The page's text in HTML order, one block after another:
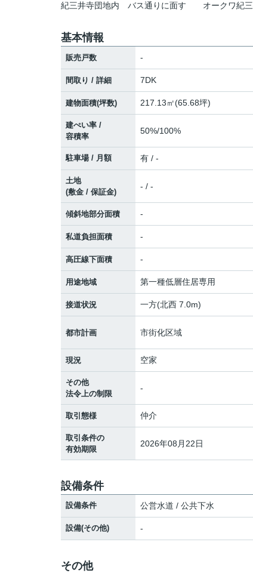
紀三井寺団地内 バス通りに面す オークワ紀
基本情報
販売戸数 -
間取り / 詳細 7DK
建物面積(坪数) 217.13㎡(65.68坪)
建ぺい率 /
容積率
50%/100%
駐車場 / 月額 有 / -
土地
(敷金 / 保証金)
- / -
傾斜地部分面積 -
私道負担面積 -
高圧線下面積 -
用途地域 第一種低層住居専用
接道状況 一方(北西 7.0m)
都市計画 市街化区域
現況 空家
その他
法令上の制限
-
取引態様 仲介
取引条件の
有効期限
2026年08月22日
設備条件
設備条件 公営水道 / 公共下水
設備(その他) -
その他